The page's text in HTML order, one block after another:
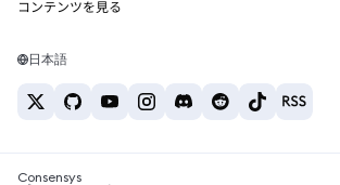
Web3サービス
サポート
キャリア
お問い合わせ
Tetherの価格
USDT→INR
BTC→INR
ETH→USDT
ETHの購入
USDTの購入
SHIBの購入
コンテンツを見る
Solanaウォレット
日本語
Consensys